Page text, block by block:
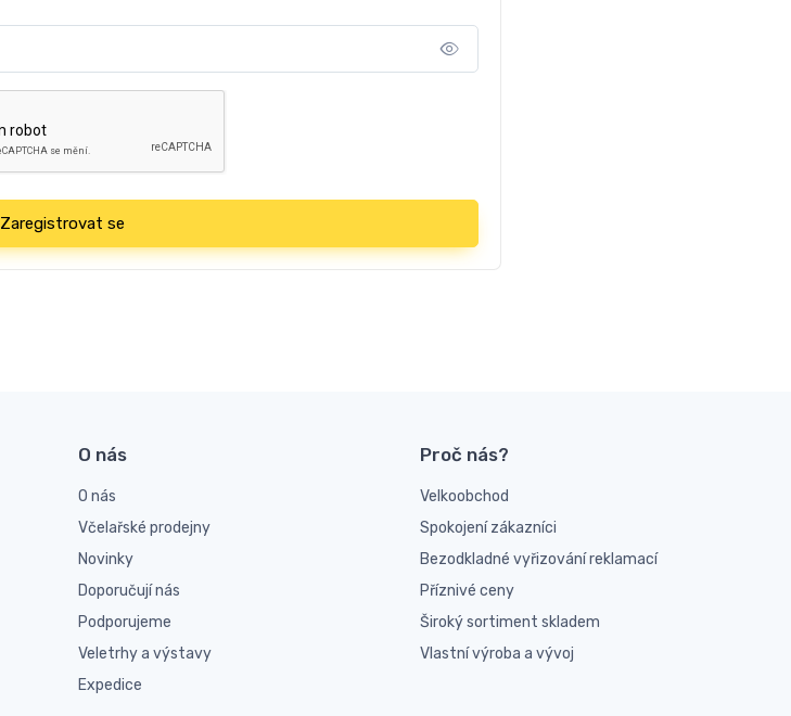
Zaregistrovat se
O nás
O nás
Včelařské prodejny
Novinky
Doporučují nás
Podporujeme
Veletrhy a výstavy
Expedice
Proč nás?
Velkoobchod
Spokojení zákazníci
Bezodkladné vyřizování reklamací
Příznivé ceny
Široký sortiment skladem
Vlastní výroba a vývoj